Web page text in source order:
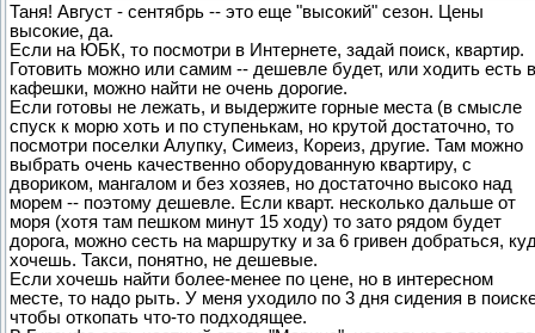
Таня! Август - сентябрь -- это еще "высокий" сезон. Цены
высокие, да.
Если на ЮБК, то посмотри в Интернете, задай поиск, квартир.
Готовить можно или самим -- дешевле будет, или ходить есть в
кафешки, можно найти не очень дорогие.
Если готовы не лежать, и выдержите горные места (в смысле
спуск к морю хоть и по ступенькам, но крутой достаточно, то
посмотри поселки Алупку, Симеиз, Кореиз, другие. Там можно
выбрать очень качественно оборудованную квартиру, с
двориком, мангалом и без хозяев, но достаточно высоко над
морем -- поэтому дешевле. Если кварт. несколько дальше от
моря (хотя там пешком минут 15 ходу) то зато рядом будет
дорога, можно сесть на маршрутку и за 6 гривен добраться,
хочешь. Такси, понятно, не дешевые.
Если хочешь найти более-менее по цене, но в интересном
месте, то надо рыть. У меня уходило по 3 дня сидения в
чтобы откопать что-то подходящее.